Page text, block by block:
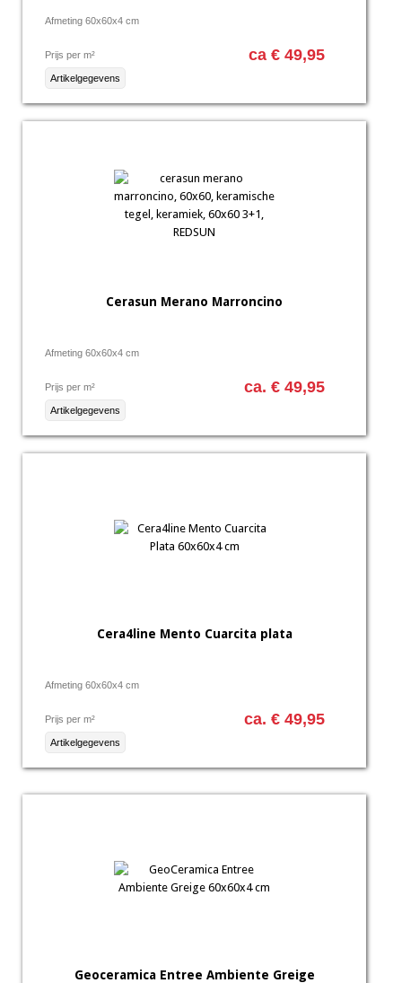
Afmeting 60x60x4 cm
Prijs per m² ca € 49,95
Artikelgegevens
Cerasun Merano Marroncino
Afmeting 60x60x4 cm
Prijs per m² ca. € 49,95
Artikelgegevens
Cera4line Mento Cuarcita plata
Afmeting 60x60x4 cm
Prijs per m² ca. € 49,95
Artikelgegevens
Geoceramica Entree Ambiente Greige